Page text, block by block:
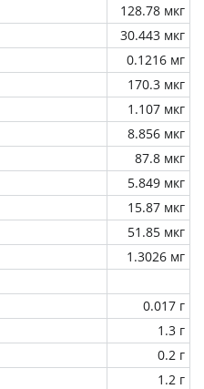
128.78 мкг
30.443 мкг
0.1216 мг
170.3 мкг
1.107 мкг
8.856 мкг
87.8 мкг
5.849 мкг
15.87 мкг
51.85 мкг
1.3026 мг
0.017 г
1.3 г
0.2 г
1.2 г